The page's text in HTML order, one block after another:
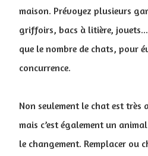
maison. Prévoyez plusieurs
griffoirs, bacs à litière,
que le nombre de chats, pour
concurrence.
Non seulement le chat est
mais c’est également un
le changement. Remplacer ou